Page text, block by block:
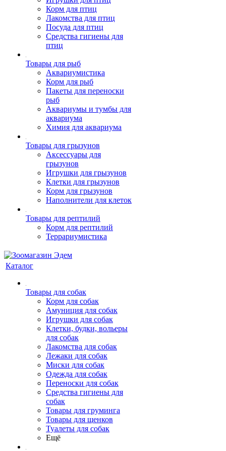
Корм для птиц
Лакомства для птиц
Посуда для птиц
Средства гигиены для
птиц
Товары для рыб
Аквариумистика
Корм для рыб
Пакеты для переноски
рыб
Аквариумы и тумбы для
аквариума
Химия для аквариума
Товары для грызунов
Аксессуары для
грызунов
Игрушки для грызунов
Клетки для грызунов
Корм для грызунов
Наполнители для клеток
Товары для рептилий
Корм для рептилий
Террариумистика
Каталог
Товары для собак
Корм для собак
Амуниция для собак
Игрушки для собак
Клетки, будки, вольеры
для собак
Лакомства для собак
Лежаки для собак
Миски для собак
Одежда для собак
Переноски для собак
Средства гигиены для
собак
Товары для груминга
Товары для щенков
Туалеты для собак
Ещё